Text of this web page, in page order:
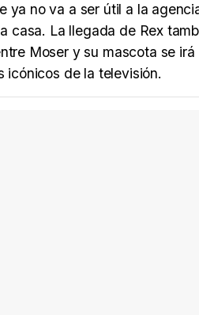
ya no va a ser útil a la
casa. La llegada de Rex
Moser y su mascota se irá
icónicos de la televisión.